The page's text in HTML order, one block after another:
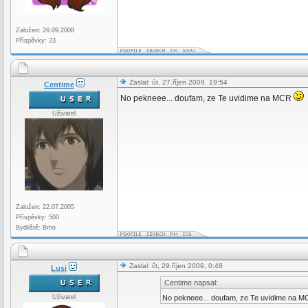
Založen: 26.09.2008
Příspěvky: 23
Centime
Uživatel
Založen: 22.07.2005
Příspěvky: 500
Bydliště: Brno
Zaslal: út, 27.říjen 2009, 19:54
No pekneee... doufam, ze Te uvidime na MCR
Lusi
Uživatel
Zaslal: čt, 29.říjen 2009, 0:48
Centime napsal:
No pekneee... doufam, ze Te uvidime na